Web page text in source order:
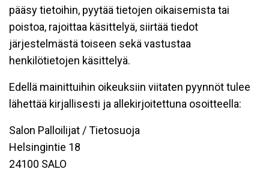
pääsy tietoihin, pyytää tietojen oikaisemista tai
poistoa, rajoittaa käsittelyä, siirtää tiedot
järjestelmästä toiseen sekä vastustaa
henkilötietojen käsittelyä.
Edellä mainittuihin oikeuksiin viitaten pyynnöt tulee
lähettää kirjallisesti ja allekirjoitettuna osoitteella:
Salon Palloilijat / Tietosuoja
Helsingintie 18
24100 SALO